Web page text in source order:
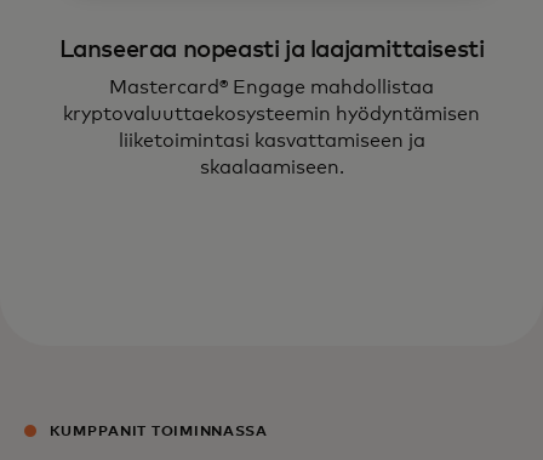
Lanseeraa nopeasti ja laajamittaisesti
Mastercard® Engage mahdollistaa
kryptovaluuttaekosysteemin hyödyntämisen
liiketoimintasi kasvattamiseen ja
skaalaamiseen.
KUMPPANIT TOIMINNASSA